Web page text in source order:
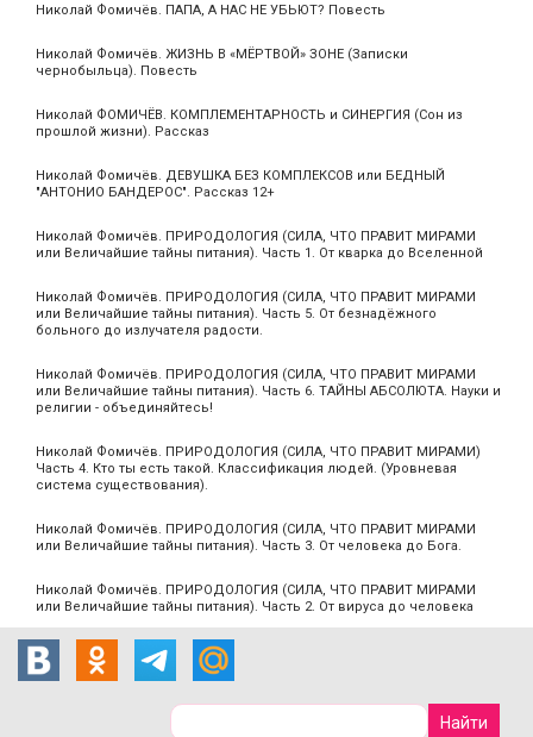
Николай Фомичёв. ПАПА, А НАС НЕ УБЬЮТ? Повесть
Николай Фомичёв. ЖИЗНЬ В «МЁРТВОЙ» ЗОНЕ (Записки
чернобыльца). Повесть
Николай ФОМИЧЁВ. КОМПЛЕМЕНТАРНОСТЬ и СИНЕРГИЯ (Сон из
прошлой жизни). Рассказ
Николай Фомичёв. ДЕВУШКА БЕЗ КОМПЛЕКСОВ или БЕДНЫЙ
"АНТОНИО БАНДЕРОС". Рассказ 12+
Николай Фомичёв. ПРИРОДОЛОГИЯ (СИЛА, ЧТО ПРАВИТ МИРАМИ
или Величайшие тайны питания). Часть 1. От кварка до Вселенной
Николай Фомичёв. ПРИРОДОЛОГИЯ (СИЛА, ЧТО ПРАВИТ МИРАМИ
или Величайшие тайны питания). Часть 5. От безнадёжного
больного до излучателя радости.
Николай Фомичёв. ПРИРОДОЛОГИЯ (СИЛА, ЧТО ПРАВИТ МИРАМИ
или Величайшие тайны питания). Часть 6. ТАЙНЫ АБСОЛЮТА. Науки и
религии - объединяйтесь!
Николай Фомичёв. ПРИРОДОЛОГИЯ (СИЛА, ЧТО ПРАВИТ МИРАМИ)
Часть 4. Кто ты есть такой. Классификация людей. (Уровневая
система существования).
Николай Фомичёв. ПРИРОДОЛОГИЯ (СИЛА, ЧТО ПРАВИТ МИРАМИ
или Величайшие тайны питания). Часть 3. От человека до Бога.
Николай Фомичёв. ПРИРОДОЛОГИЯ (СИЛА, ЧТО ПРАВИТ МИРАМИ
или Величайшие тайны питания). Часть 2. От вируса до человека